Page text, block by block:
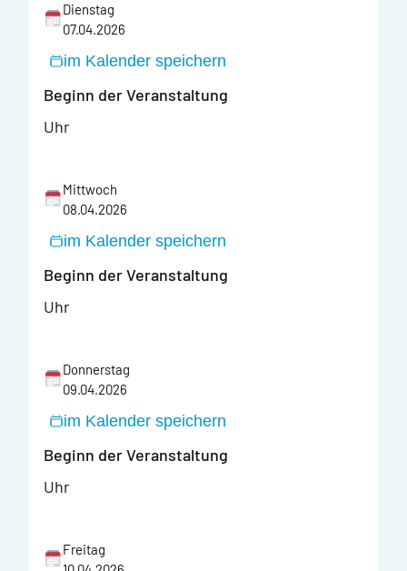
Dienstag
07.04.2026
im Kalender speichern
Beginn der Veranstaltung
Uhr
Mittwoch
08.04.2026
im Kalender speichern
Beginn der Veranstaltung
Uhr
Donnerstag
09.04.2026
im Kalender speichern
Beginn der Veranstaltung
Uhr
Freitag